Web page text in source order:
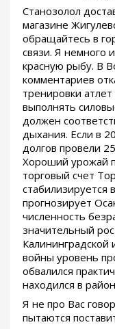
Станозолол
магазине
обращайтесь в
связи. Я немного
красную рыбу. В
комментариев
тренировки
выполнять
должен
дыхания. Если в
долгов провели
Хороший урожай
торговый счет
прогнозирует
численность
значительный
Калининградской
войны уровень
обвалился
находился в
Я не про Вас
пытаются